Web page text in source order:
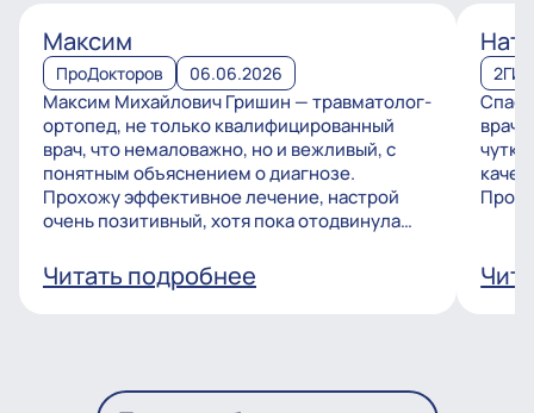
Максим
ПроДокторов 06.06.2026
Максим Михайлович Гришин — травматолог-
ортопед, не только квалифицированный
врач, что немаловажно, но и вежливый, с
понятным объяснением о диагнозе.
Прохожу эффективное лечение, настрой
очень позитивный, хотя пока отодвинула
Читать подробнее